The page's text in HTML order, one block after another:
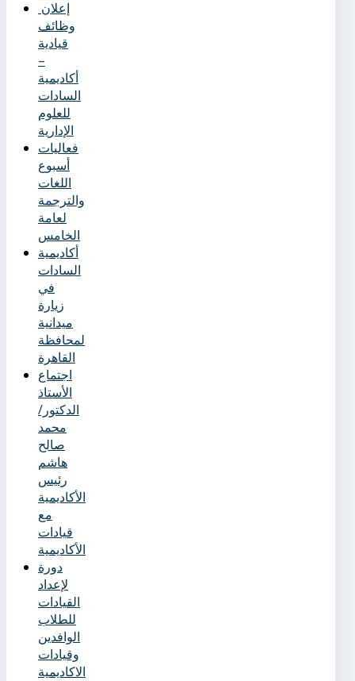
وظائف
قيادية
–
أكاديمية
السادات
للعلوم
الإدارية
فعاليات
أسبوع
اللغات
والترجمة
لعامة
الخامس
أكاديمية
السادات
في
زيارة
ميدانية
لمحافظة
القاهرة
اجتماع
الأستاذ
الدكتور/
محمد
صالح
هاشم
رئيس
الأكاديمية
مع
قيادات
الأكاديمية
دورة
لإعداد
القيادات
للطلاب
الوافدين
وقيادات
الاكاديمية